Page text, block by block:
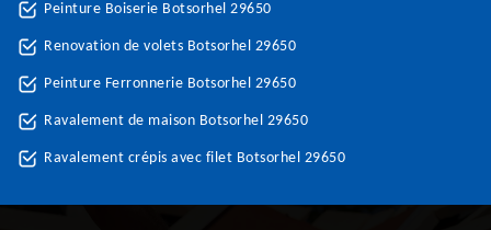
Peinture Boiserie Botsorhel 29650
Renovation de volets Botsorhel 29650
Peinture Ferronnerie Botsorhel 29650
Ravalement de maison Botsorhel 29650
Ravalement crépis avec filet Botsorhel 29650